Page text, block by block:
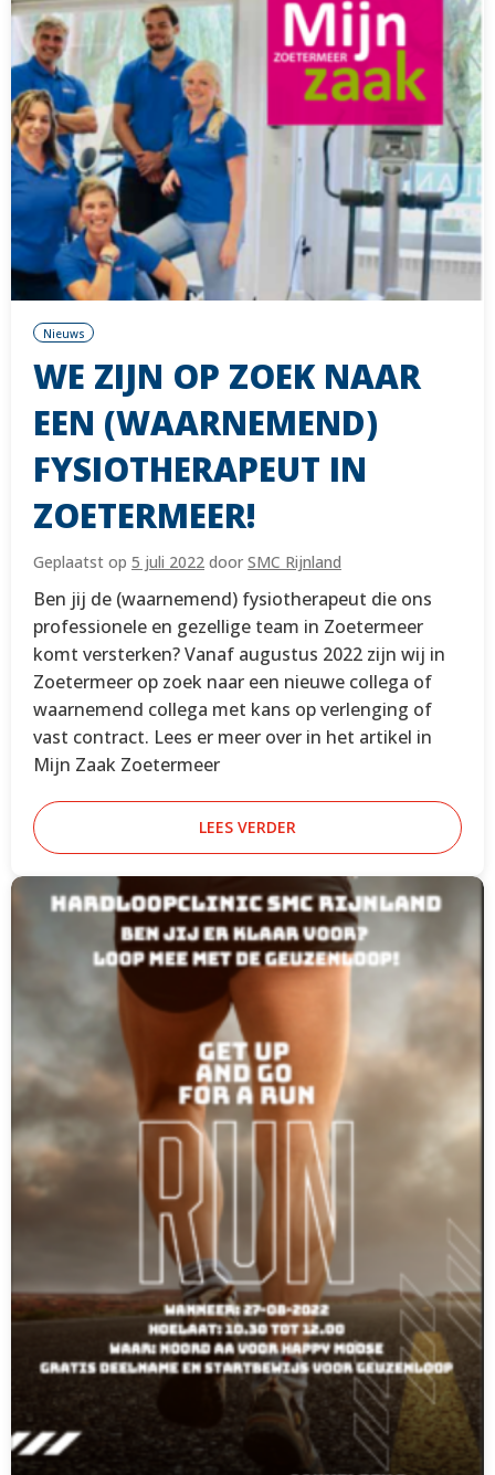
Nieuws
WE ZIJN OP ZOEK NAAR
EEN (WAARNEMEND)
FYSIOTHERAPEUT IN
ZOETERMEER!
Geplaatst op 5 juli 2022 door SMC Rijnland
Ben jij de (waarnemend) fysiotherapeut die ons
professionele en gezellige team in Zoetermeer
komt versterken? Vanaf augustus 2022 zijn wij in
Zoetermeer op zoek naar een nieuwe collega of
waarnemend collega met kans op verlenging of
vast contract. Lees er meer over in het artikel in
Mijn Zaak Zoetermeer
LEES VERDER